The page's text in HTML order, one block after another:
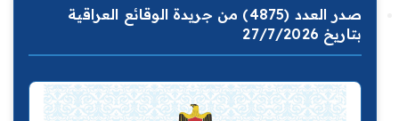
صدر العدد (4875) من جريدة الوقائع العراقية
بتاريخ 27/7/2026